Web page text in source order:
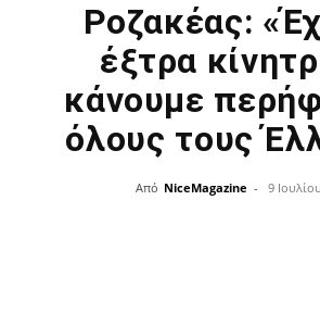
Ροζακέας:
έξτρα
κάνουμε
όλους τους
Από NiceMagazine - 9